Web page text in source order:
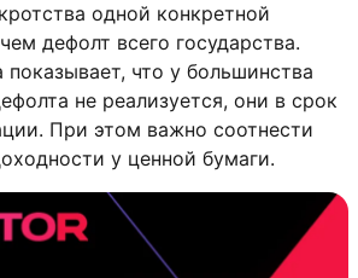
одной конкретной
дефолт всего государства.
что у большинства
не реализуется, они в срок
При этом важно соотнести
у ценной бумаги.